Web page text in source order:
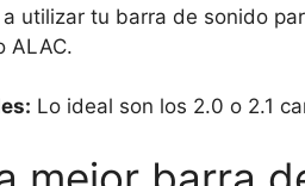
utilizar tu barra de sonido
ALAC.
Lo ideal son los 2.0 o 2.1